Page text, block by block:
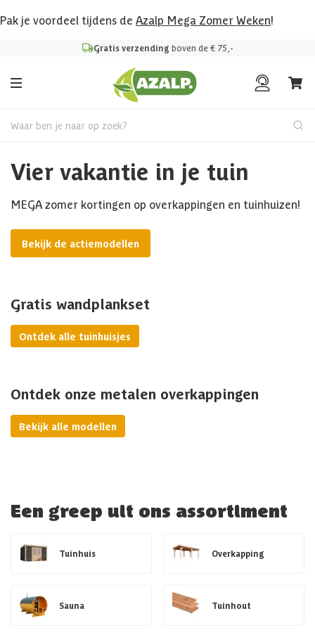
Pak je voordeel tijdens de Azalp Mega Zomer Weken!
Gratis verzending boven de € 75,-
Waar ben je naar op zoek?
Vier vakantie in je tuin
MEGA zomer kortingen op overkappingen en tuinhuizen!
Bekijk de actiemodellen
Gratis wandplankset
Ontdek alle tuinhuisjes
Ontdek onze metalen overkappingen
Bekijk alle modellen
Een greep uit ons assortiment
Tuinhuis Overkapping
Sauna Tuinhout